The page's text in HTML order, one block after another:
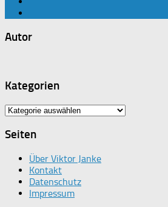
Autor
Kategorien
Kategorien
Seiten
Über Viktor Janke
Kontakt
Datenschutz
Impressum